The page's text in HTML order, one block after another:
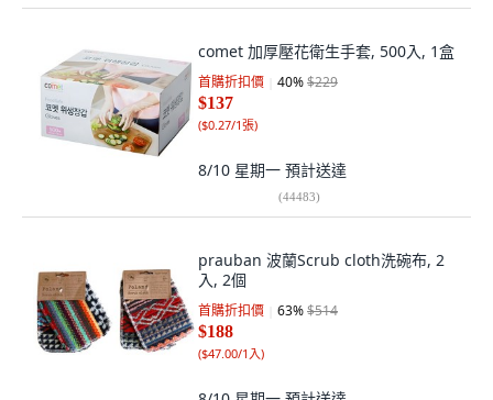
comet 加厚壓花衛生手套, 500入, 1盒
首購折扣價 40%$229
$137
($0.27/1張)
8/10 星期一 預計送達
(44483)
prauban 波蘭Scrub cloth洗碗布, 2
入, 2個
首購折扣價 63%$514
$188
($47.00/1入)